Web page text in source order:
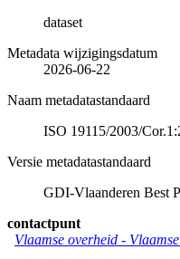
dataset
Metadata wijzigingsdatum
2026-06-22
Naam metadatastandaard
ISO 19115/2003/
Versie metadatastandaard
GDI-Vlaanderen Best
contactpunt
Vlaamse overheid -